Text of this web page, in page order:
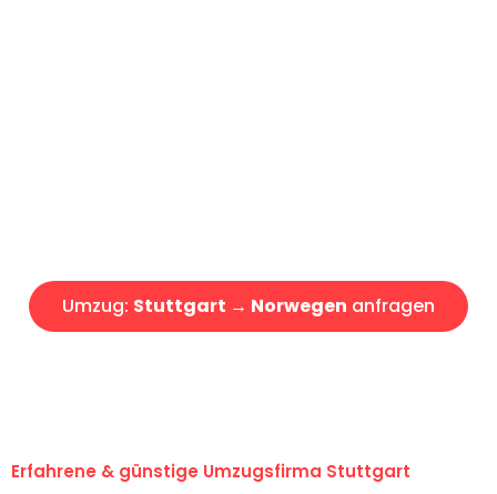
Umzug: Stuttgart → Norwegen anfragen
Erfahrene & günstige Umzugsfirma Stuttgart